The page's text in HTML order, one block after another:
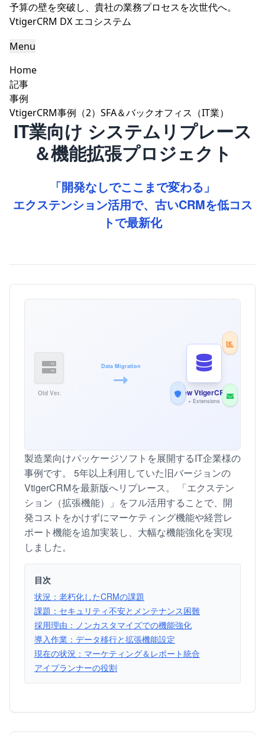
予算の壁を突破し、貴社の業務プロセスを次世代へ。
VtigerCRM DX エコシステム
Menu
Home
記事
事例
VtigerCRM事例（2）SFA＆バックオフィス（IT業）
IT業向け システムリプレース
＆機能拡張プロジェクト
「開発なしでここまで変わる」
エクステンション活用で、古いCRMを低コス
トで最新化
Old Ver.
Data Migration
New VtigerCRM
+ Extensions
製造業向けパッケージソフトを展開するIT企業様の
事例です。 5年以上利用していた旧バージョンの
VtigerCRMを最新版へリプレース。 「エクステン
ション（拡張機能）」をフル活用することで、開
発コストをかけずにマーケティング機能や経営レ
ポート機能を追加実装し、大幅な機能強化を実現
しました。
目次
状況：老朽化したCRMの課題
課題：セキュリティ不安とメンテナンス困難
採用理由：ノンカスタマイズでの機能強化
導入作業：データ移行と拡張機能設定
現在の状況：マーケティング＆レポート統合
アイプランナーの役割